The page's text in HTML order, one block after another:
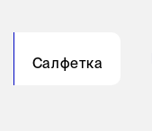
Салфетка